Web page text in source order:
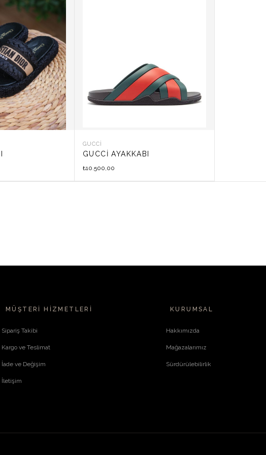
GUCCI
GUCCI AYAKKABI
₺10.500,00
MÜŞTERI HIZMETLERI
Sipariş Takibi
Kargo ve Teslimat
İade ve Değişim
İletişim
KURUMSAL
Hakkımızda
Mağazalarımız
Sürdürülebilirlik